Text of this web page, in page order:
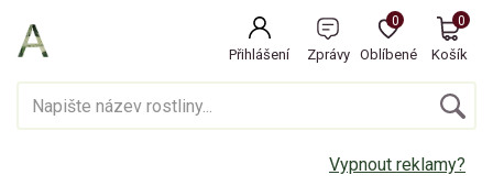
Přihlášení Zprávy Oblíbené
0
Košík
0
Vypnout reklamy?